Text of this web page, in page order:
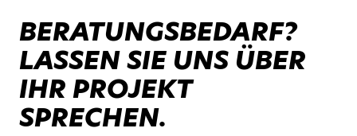
BERATUNGSBEDARF?
LASSEN SIE UNS ÜBER
IHR PROJEKT
SPRECHEN.